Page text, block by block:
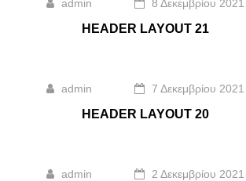
admin 8 Δεκεμβρίου 2021
HEADER LAYOUT 21
admin 7 Δεκεμβρίου 2021
HEADER LAYOUT 20
admin 2 Δεκεμβρίου 2021